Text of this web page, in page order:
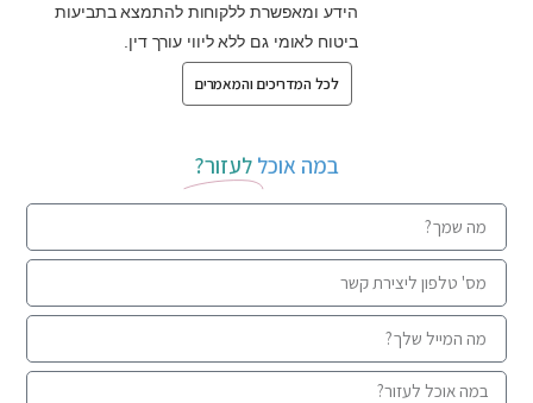
הידע ומאפשרת ללקוחות להתמצא בתביעות
ביטוח לאומי גם ללא ליווי עורך דין.
לכל המדריכים והמאמרים
במה אוכל לעזור?